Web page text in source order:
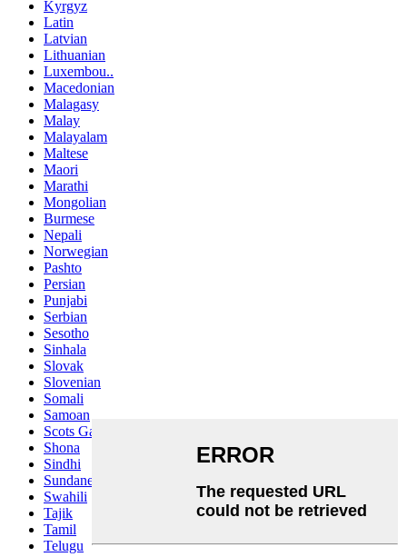
Kyrgyz
Latin
Latvian
Lithuanian
Luxembou..
Macedonian
Malagasy
Malay
Malayalam
Maltese
Maori
Marathi
Mongolian
Burmese
Nepali
Norwegian
Pashto
Persian
Punjabi
Serbian
Sesotho
Sinhala
Slovak
Slovenian
Somali
Samoan
Scots Gaelic
Shona
Sindhi
Sundanese
Swahili
Tajik
Tamil
Telugu